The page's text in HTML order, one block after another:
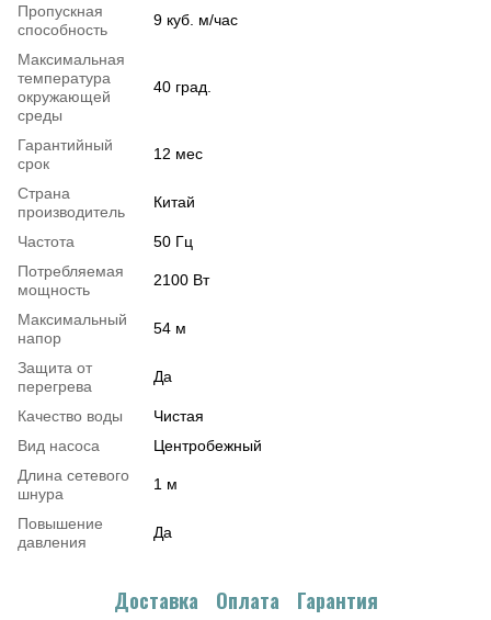
Пропускная
способность
9 куб. м/час
Максимальная
температура
окружающей
среды
40 град.
Гарантийный
срок
12 мес
Страна
производитель
Китай
Частота
50 Гц
Потребляемая
мощность
2100 Вт
Максимальный
напор
54 м
Защита от
перегрева
Да
Качество воды
Чистая
Вид насоса
Центробежный
Длина сетевого
шнура
1 м
Повышение
давления
Да
Доставка Оплата Гарантия